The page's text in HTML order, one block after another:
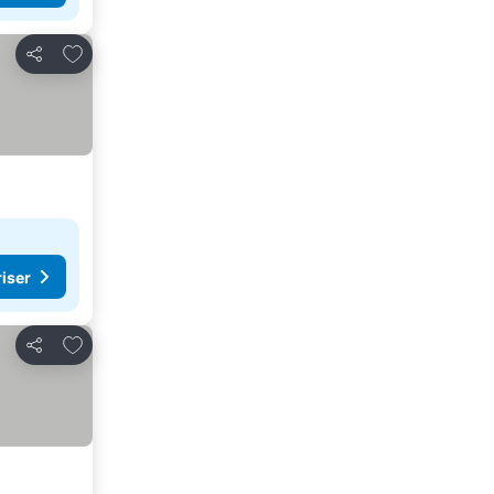
Dela
Lägg till i Mina Favoriter
Dela
Lägg till i Mina Favoriter